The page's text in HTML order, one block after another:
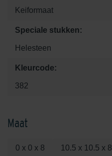
Keiformaat
Speciale stukken:
Helesteen
Kleurcode:
382
Maat
0 x 0 x 8 10.5 x 10.5 x 8